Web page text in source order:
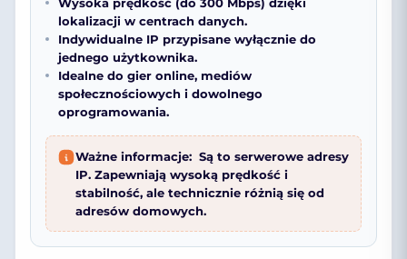
lokalizacji w centrach danych.
Indywidualne IP przypisane wyłącznie do
jednego użytkownika.
Idealne do gier online, mediów
społecznościowych i dowolnego
oprogramowania.
Ważne informacje: Są to serwerowe adresy
IP. Zapewniają wysoką prędkość i
stabilność, ale technicznie różnią się od
adresów domowych.